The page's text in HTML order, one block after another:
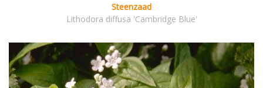
Steenzaad
Lithodora diffusa 'Cambridge Blue'